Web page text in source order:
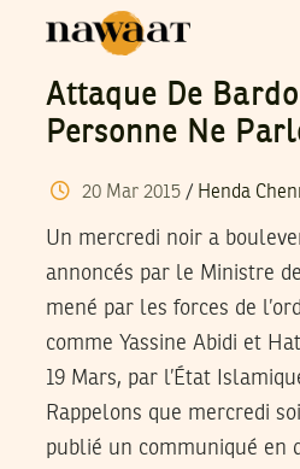
Attaque De
Personne Ne
20 Mar 2015/ Henda
Un mercredi noir a
annoncés par le Ministre
mené par les forces de
comme Yassine Abidi et
19 Mars, par l’État
Rappelons que mercredi
publié un communiqué en